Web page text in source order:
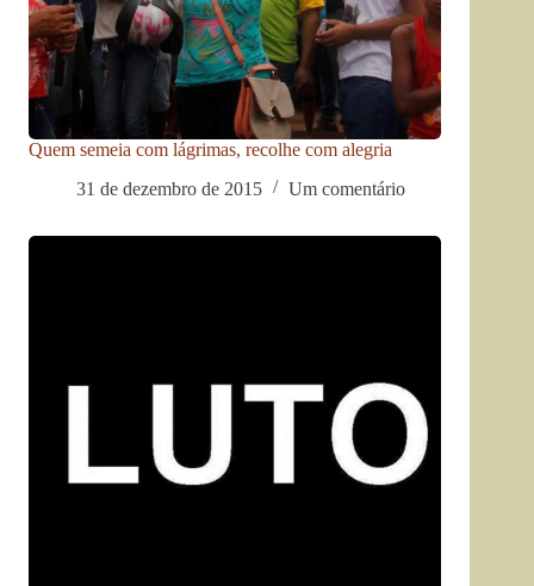
Quem semeia com lágrimas, recolhe com alegria
31 de dezembro de 2015
Um comentário